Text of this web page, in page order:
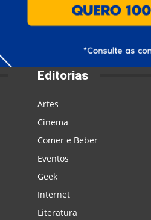
Editorias
Artes
Cinema
Comer e Beber
Eventos
Geek
Internet
Literatura